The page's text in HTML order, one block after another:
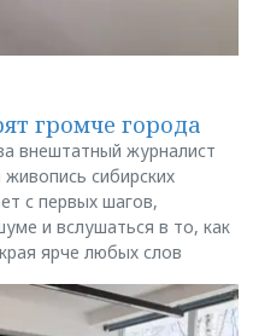
громче города
внештатный журналист
сибирских
с первых шагов,
и вслушаться в то, как
ярче любых слов